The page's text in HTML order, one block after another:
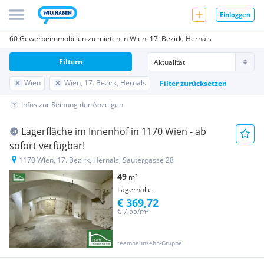
Einloggen
60 Gewerbeimmobilien zu mieten in Wien, 17. Bezirk, Hernals
Wien Wien, 17. Bezirk, Hernals Filter zurücksetzen
Filtern
Infos zur Reihung der Anzeigen
Lagerfläche im Innenhof in 1170 Wien - ab
sofort verfügbar!
1170 Wien, 17. Bezirk, Hernals, Sautergasse 28
49 m²
Lagerhalle
teamneunzehn-Gruppe
€ 7,55/m²
€ 369,72